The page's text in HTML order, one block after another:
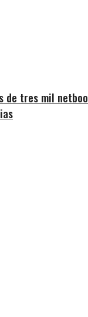
de tres mil